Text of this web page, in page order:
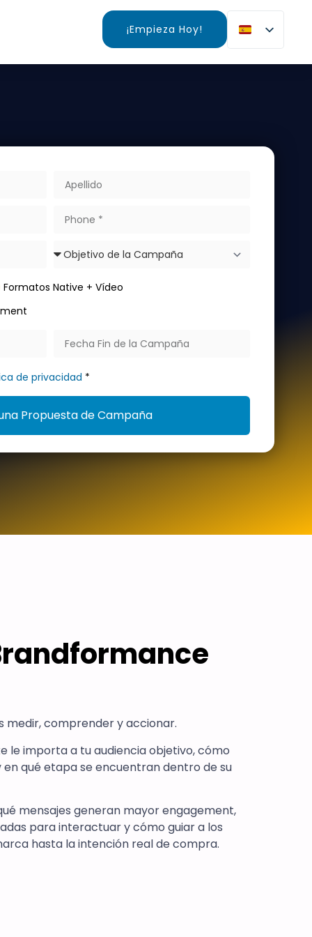
¡Empieza Hoy!
Formatos Native + Vídeo
de privacidad *
Propuesta de Campaña
medir, comprender y accionar.
le importa a tu audiencia objetivo, cómo
qué etapa se encuentran dentro de su
mensajes generan mayor engagement,
para interactuar y cómo guiar a los
hasta la intención real de compra.